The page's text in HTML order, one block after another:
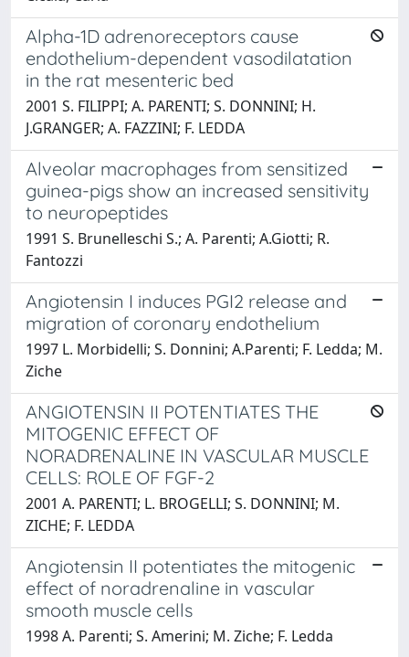
Alpha-1D adrenoreceptors cause
endothelium-dependent vasodilatation
in the rat mesenteric bed
2001 S. FILIPPI; A. PARENTI; S. DONNINI; H.
J.GRANGER; A. FAZZINI; F. LEDDA
Alveolar macrophages from sensitized
guinea-pigs show an increased sensitivity
to neuropeptides
1991 S. Brunelleschi S.; A. Parenti; A.Giotti; R.
Fantozzi
Angiotensin I induces PGI2 release and
migration of coronary endothelium
1997 L. Morbidelli; S. Donnini; A.Parenti; F. Ledda; M.
Ziche
ANGIOTENSIN II POTENTIATES THE
MITOGENIC EFFECT OF
NORADRENALINE IN VASCULAR MUSCLE
CELLS: ROLE OF FGF-2
2001 A. PARENTI; L. BROGELLI; S. DONNINI; M.
ZICHE; F. LEDDA
Angiotensin II potentiates the mitogenic
effect of noradrenaline in vascular
smooth muscle cells
1998 A. Parenti; S. Amerini; M. Ziche; F. Ledda